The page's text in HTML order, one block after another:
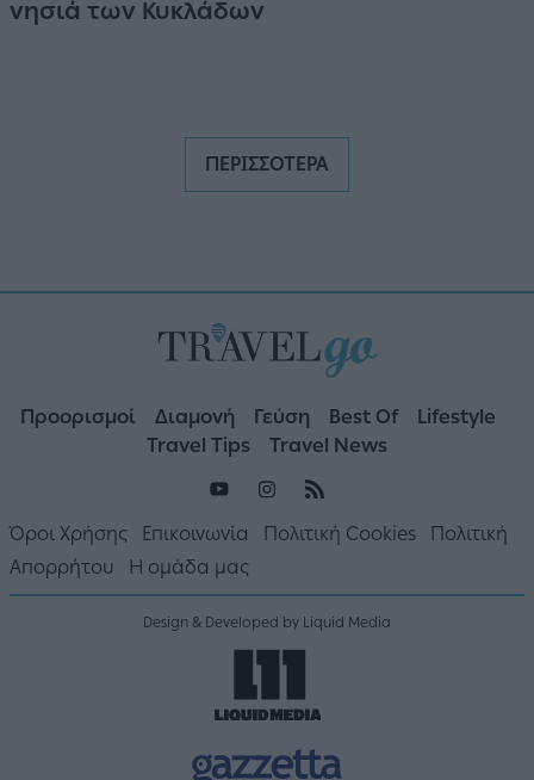
νησιά των Κυκλάδων
ΠΕΡΙΣΣΟΤΕΡΑ
Προορισμοί Διαμονή Γεύση Best Of
Lifestyle
Travel Tips
Travel News
Όροι Χρήσης Επικοινωνία Πολιτική Cookies
Πολιτική
Απορρήτου
Η ομάδα μας
Design & Developed by Liquid Media